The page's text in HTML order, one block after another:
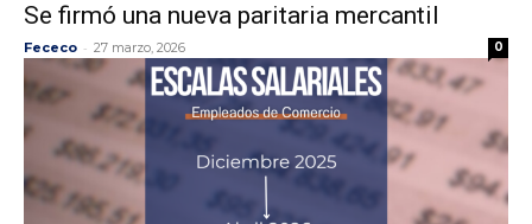
Se firmó una nueva paritaria mercantil
Fececo - 27 marzo, 2026 0